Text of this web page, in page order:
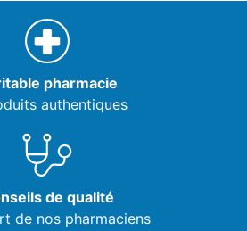
pharmacie
authentiques
de qualité
de nos pharmaciens